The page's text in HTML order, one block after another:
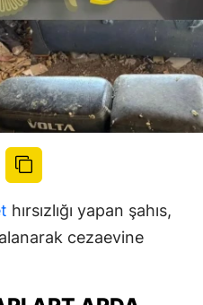
hırsızlığı yapan şahıs,
cezaevine